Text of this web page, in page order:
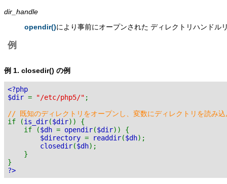
dir_handle
opendir()により事前にオープンされた ディレクトリハンドル
例
例 1. closedir() の例
<?php
$dir = "/etc/php5/" ;
// 既知のディレクトリをオープンし、変数にディレクトリを読み込
if (is_dir($dir)) {
if ($dh = opendir($dir)) {
$directory = readdir($dh);
closedir($dh);
}
}
?>